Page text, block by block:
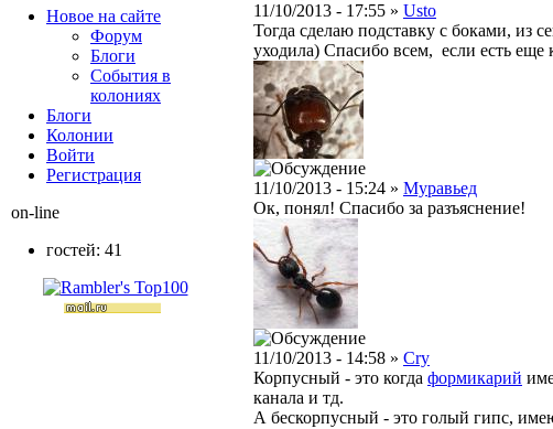
11/10/2013 - 17:55 » Usto
Тогда сделаю подставку с боками, из
уходила) Спасибо всем, если есть еще
11/10/2013 - 15:24 » Муравьед
Ок, понял! Спасибо за разъяснение!
11/10/2013 - 14:58 » Cry
Корпусный - это когда формикарий
канала и тд.
А бескорпусный - это голый гипс,
Новое на сайте
Форум
Блоги
События в
колониях
Блоги
Колонии
Войти
Peгиcтpaция
on-line
гостей: 41